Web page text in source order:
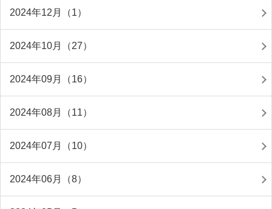
2024年12月（1）
2024年10月（27）
2024年09月（16）
2024年08月（11）
2024年07月（10）
2024年06月（8）